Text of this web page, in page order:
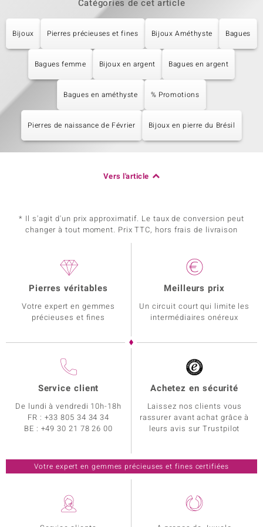
Catégories de cet article
Bijoux Pierres précieuses et fines Bijoux Améthyste Bagues
Bagues femme Bijoux en argent Bagues en argent
Bagues en améthyste % Promotions
Pierres de naissance de Février Bijoux en pierre du Brésil
Vers l'article
* Il s'agit d'un prix approximatif. Le taux de conversion peut
changer à tout moment. Prix TTC, hors frais de livraison
Pierres véritables
Votre expert en gemmes
précieuses et fines
Meilleurs prix
Un circuit court qui limite les
intermédiaires onéreux
Service client
De lundi à vendredi 10h-18h
FR : +33 805 34 34 34
BE : +49 30 21 78 26 00
Achetez en sécurité
Laissez nos clients vous
rassurer avant achat grâce à
leurs avis sur Trustpilot
Votre expert en gemmes précieuses et fines certifiées